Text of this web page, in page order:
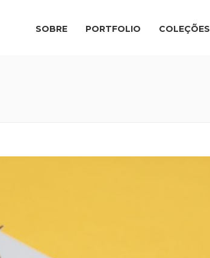
SOBRE PORTFOLIO COLEÇÕES